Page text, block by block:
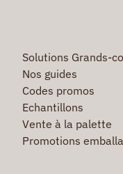
Solutions Grands-
Nos guides
Codes promos
Echantillons
Vente à la palette
Promotions